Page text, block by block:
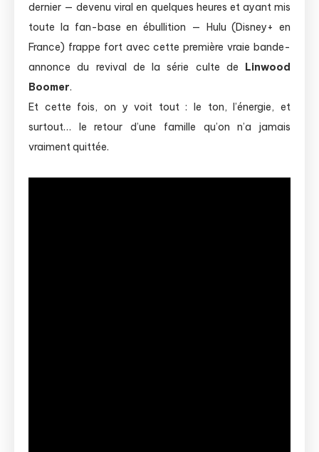
dernier — devenu viral en quelques heures et ayant mis
toute la fan-base en ébullition — Hulu (Disney+ en
France) frappe fort avec cette première vraie bande-
annonce du revival de la série culte de Linwood
Boomer.
Et cette fois, on y voit tout : le ton, l’énergie, et
surtout… le retour d’une famille qu’on n’a jamais
vraiment quittée.